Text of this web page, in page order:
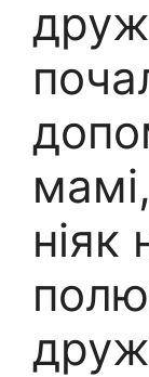
ніяк